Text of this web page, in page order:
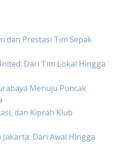
dan Prestasi Tim Sepak
Dari Tim Lokal Hingga
Menuju Puncak
dan Kiprah Klub
Dari Awal Hingga